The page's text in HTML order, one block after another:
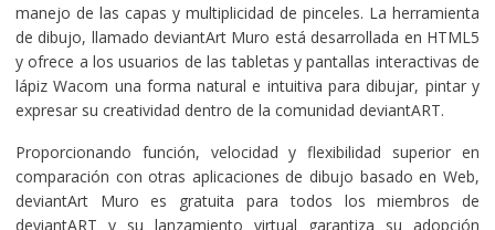
manejo de las capas y multiplicidad de pinceles. La herramienta
de dibujo, llamado deviantArt Muro está desarrollada en HTML5
y ofrece a los usuarios de las tabletas y pantallas interactivas de
lápiz Wacom una forma natural e intuitiva para dibujar, pintar y
expresar su creatividad dentro de la comunidad deviantART.
Proporcionando función, velocidad y flexibilidad superior en
comparación con otras aplicaciones de dibujo basado en Web,
deviantArt Muro es gratuita para todos los miembros de
deviantART y su lanzamiento virtual garantiza su adopción